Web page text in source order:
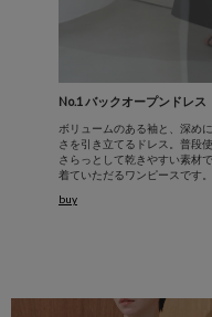
No.1 バックオープンドレス
ボリュームのある袖と、深め
さを引き立てるドレス。普段
さらっとして乾きやすい素材
着ていただるワンピースです。
buy